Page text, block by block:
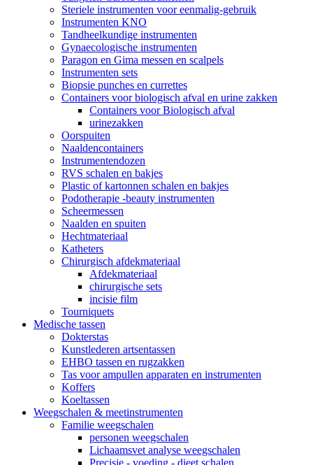
Steriele instrumenten voor eenmalig-gebruik
Instrumenten KNO
Tandheelkundige instrumenten
Gynaecologische instrumenten
Paragon en Gima messen en scalpels
Instrumenten sets
Biopsie punches en currettes
Containers voor biologisch afval en urine zakken
Containers voor Biologisch afval
urinezakken
Oorspuiten
Naaldencontainers
Instrumentendozen
RVS schalen en bakjes
Plastic of kartonnen schalen en bakjes
Podotherapie -beauty instrumenten
Scheermessen
Naalden en spuiten
Hechtmateriaal
Katheters
Chirurgisch afdekmateriaal
Afdekmateriaal
chirurgische sets
incisie film
Tourniquets
Medische tassen
Dokterstas
Kunstlederen artsentassen
EHBO tassen en rugzakken
Tas voor ampullen apparaten en instrumenten
Koffers
Koeltassen
Weegschalen & meetinstrumenten
Familie weegschalen
personen weegschalen
Lichaamsvet analyse weegschalen
Precisie - voeding - dieet schalen